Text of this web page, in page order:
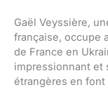
Gaël Veyssière,
française, occupe
de France en
impressionnant et
étrangères en